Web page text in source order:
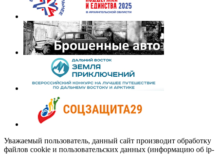
Уважаемый пользователь, данный сайт производит обработку
файлов cookie и пользовательских данных (информацию об ip-